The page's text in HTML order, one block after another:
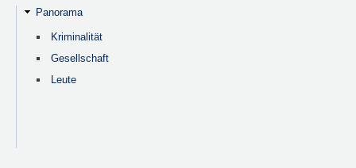
Panorama
Kriminalität
Gesellschaft
Leute